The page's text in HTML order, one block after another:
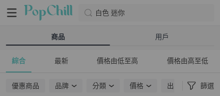
白色 迷你
商品 用戶
綜合 最新 價格由低至高 價格由高至低
優惠商品 品牌 分類 價格 出貨地點 篩選